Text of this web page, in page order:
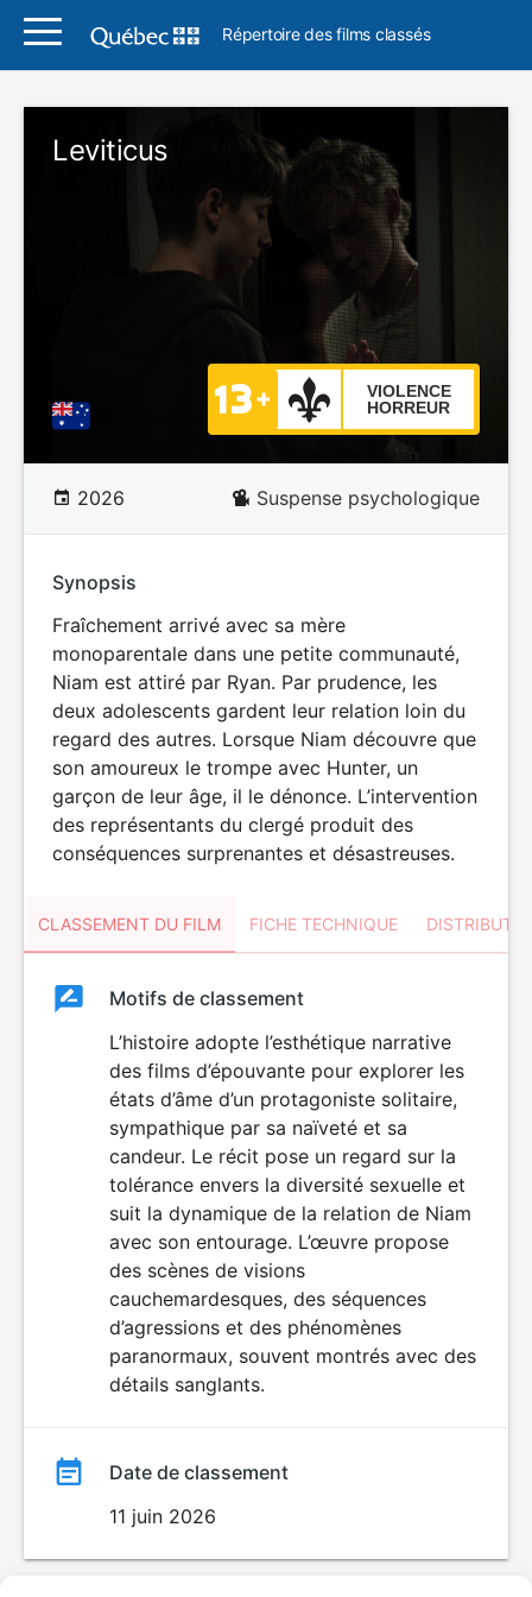
Répertoire des films classés
Leviticus
VIOLENCE
HORREUR
2026 Suspense psychologique
Synopsis
Fraîchement arrivé avec sa mère
monoparentale dans une petite communauté,
Niam est attiré par Ryan. Par prudence, les
deux adolescents gardent leur relation loin du
regard des autres. Lorsque Niam découvre que
son amoureux le trompe avec Hunter, un
garçon de leur âge, il le dénonce. L’intervention
des représentants du clergé produit des
conséquences surprenantes et désastreuses.
CLASSEMENT DU FILM FICHE TECHNIQUE
ClassementClassement
VIOLENCE
HORREUR
Motifs de classement
L’histoire adopte l’esthétique narrative
des films d’épouvante pour explorer les
états d’âme d’un protagoniste solitaire,
sympathique par sa naïveté et sa
candeur. Le récit pose un regard sur la
tolérance envers la diversité sexuelle et
suit la dynamique de la relation de Niam
avec son entourage. L’œuvre propose
des scènes de visions
cauchemardesques, des séquences
d’agressions et des phénomènes
paranormaux, souvent montrés avec des
détails sanglants.
Date de classement
11 juin 2026